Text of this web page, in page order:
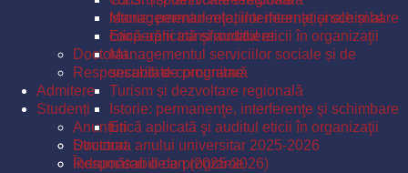
Istorie: permanenţe, interferenţe şi schimbare
Etică aplicată şi auditul eticii în organizaţii
Doctorat
Responsabili de programe
Admitere
Studenți
Anunțuri
Structura anului universitar 2025-2026
Îndrumători de an (2025-2026)
Managementul relațiilor internaționale și al
cooperării transfrontaliere
Managementul serviciilor sociale și de
securitate comunitară
Turism și dezvoltare regională
Istorie: permanenţe, interferenţe şi schimbare
Etică aplicată şi auditul eticii în organizaţii
Doctorat
Responsabili de programe